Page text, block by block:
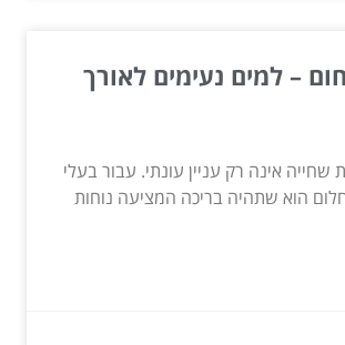
– למים נעימים לאורך
אינה רק עניין עונתי. עבור בעלי
הוא שתהיה בריכה המציעה נוחות